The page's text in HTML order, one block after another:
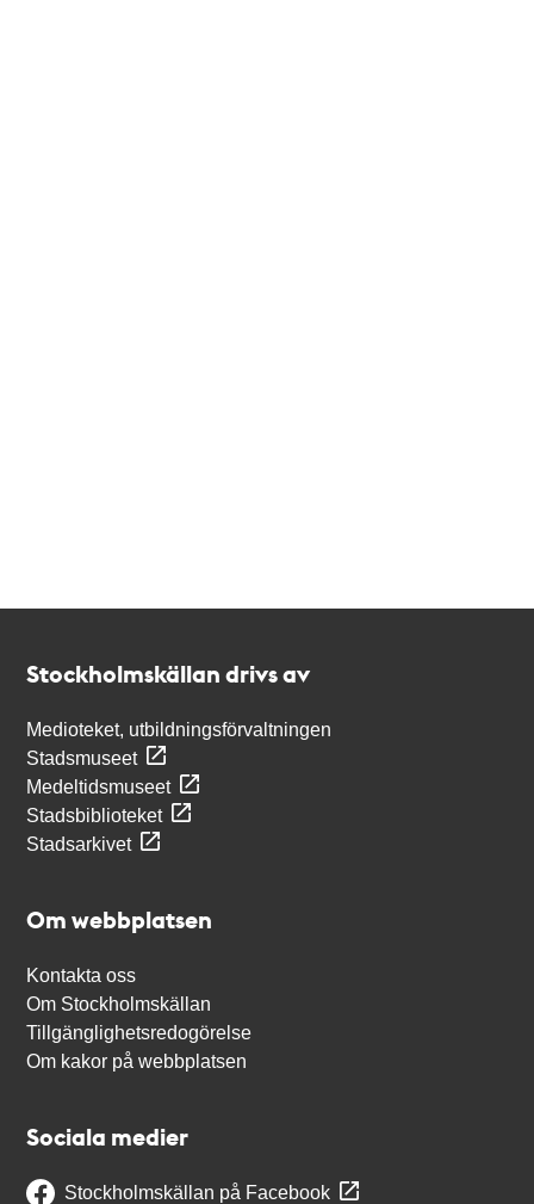
Stockholmskällan drivs av
Medioteket, utbildningsförvaltningen
Stadsmuseet
Medeltidsmuseet
Stadsbiblioteket
Stadsarkivet
Om webbplatsen
Kontakta oss
Om Stockholmskällan
Tillgänglighetsredogörelse
Om kakor på webbplatsen
Sociala medier
Stockholmskällan på Facebook